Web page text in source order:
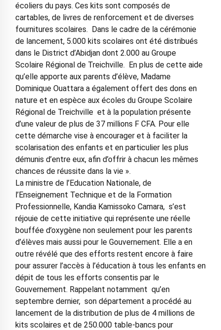
écoliers du pays. Ces kits sont composés de
cartables, de livres de renforcement et de diverses
fournitures scolaires. Dans le cadre de la cérémonie
de lancement, 5.000 kits scolaires ont été distribués
dans le District d’Abidjan dont 2.000 au Groupe
Scolaire Régional de Treichville. En plus de cette aide
qu’elle apporte aux parents d’élève, Madame
Dominique Ouattara a également offert des dons en
nature et en espèce aux écoles du Groupe Scolaire
Régional de Treichville et à la population présente
d’une valeur de plus de 37 millions F CFA. Pour elle
cette démarche vise à encourager et à faciliter la
scolarisation des enfants et en particulier les plus
démunis d’entre eux, afin d’offrir à chacun les mêmes
chances de réussite dans la vie ».
La ministre de l’Education Nationale, de
l’Enseignement Technique et de la Formation
Professionnelle, Kandia Kamissoko Camara, s’est
réjouie de cette initiative qui représente une réelle
bouffée d’oxygène non seulement pour les parents
d’élèves mais aussi pour le Gouvernement. Elle a en
outre révélé que des efforts restent encore à faire
pour assurer l’accès à l’éducation à tous les enfants en
dépit de tous les efforts consentis par le
Gouvernement. Rappelant notamment qu’en
septembre dernier, son département a procédé au
lancement de la distribution de plus de 4 millions de
kits scolaires et de 250.000 table-bancs pour